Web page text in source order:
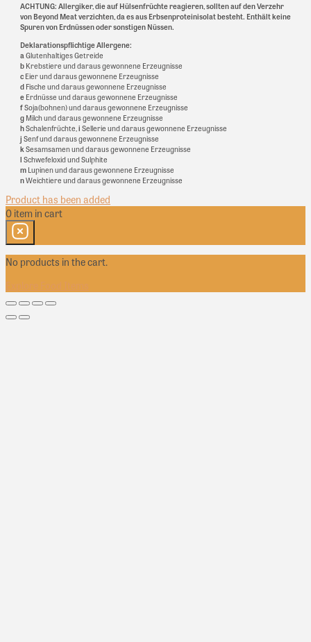
ACHTUNG: Allergiker, die auf Hülsenfrüchte reagieren, sollten auf den Verzehr
von Beyond Meat verzichten, da es aus Erbsenproteinisolat besteht. Enthält keine
Spuren von Erdnüssen oder sonstigen Nüssen.
Deklarationspflichtige Allergene:
a Glutenhaltiges Getreide
b Krebstiere und daraus gewonnene Erzeugnisse
c Eier und daraus gewonnene Erzeugnisse
d Fische und daraus gewonnene Erzeugnisse
e Erdnüsse und daraus gewonnene Erzeugnisse
fSoja(bohnen) und daraus gewonnene Erzeugnisse
g Milch und daraus gewonnene Erzeugnisse
hSchalenfrüchte, i Sellerie und daraus gewonnene Erzeugnisse
j Senf und daraus gewonnene Erzeugnisse
k Sesamsamen und daraus gewonnene Erzeugnisse
l Schwefeloxid und Sulphite
m Lupinen und daraus gewonnene Erzeugnisse
nWeichtiere und daraus gewonnene Erzeugnisse
Product has been added
0 item in cart
No products in the cart.
Explore Food Items